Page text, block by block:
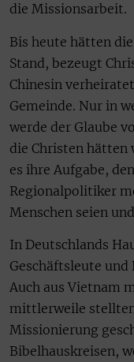
die Missionsarbeit.
Bis heute hätten
Stand, bezeugt
Chinesin
Gemeinde. Nur in
werde der Glaube
die Christen hätten
es ihre Aufgabe,
Regionalpolitiker
Menschen seien
In Deutschlands
Geschäftsleute
Auch aus Vietnam
mittlerweile
Missionierung
Bibelhauskreisen,